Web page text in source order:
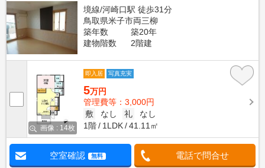
境線/河崎口駅 徒歩31分
鳥取県米子市両三柳
築年数
築20年
建物階数
2階建
画像 : 14枚
即入居 写真充実
5万円
管理費等：3,000円
敷
なし 礼
なし
1階
1LDK 41.11㎡
空室確認 無料 電話で問合せ